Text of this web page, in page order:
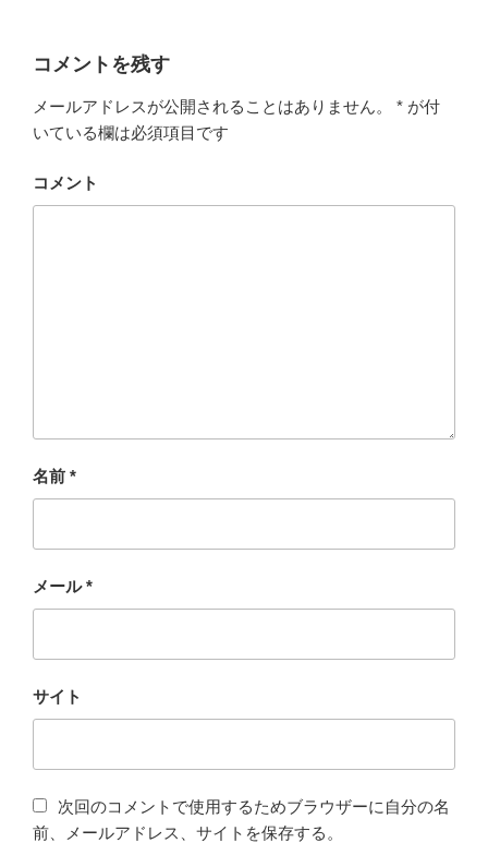
c
e
b
o
o
tt
er
ail
a
コメントを残す
メールアドレスが公開されることはありません。 * が付
いている欄は必須項目です
コメント
名前 *
メール*
サイト
次回のコメントで使用するためブラウザーに自分の名
前、メールアドレス、サイトを保存する。